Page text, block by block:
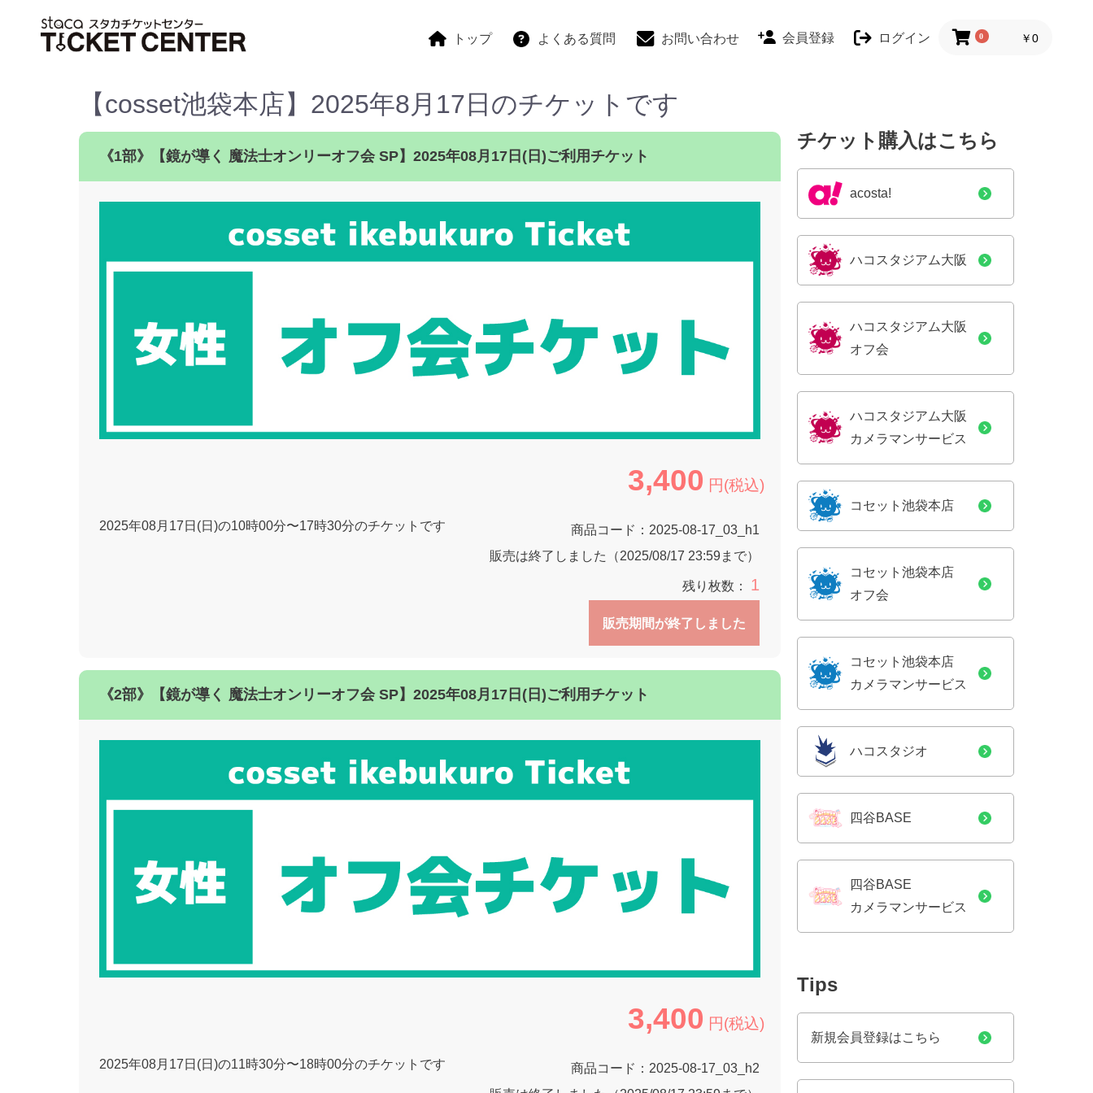
トップ よくある質問 お問い合わせ 会員登録 ログイン 0 ￥0
【cosset池袋本店】2025年8月17日のチケットです
《1部》【鏡が導く 魔法士オンリーオフ会 SP】2025年08月17日(日)ご利用チケット
3,400 円(税込)
2025年08月17日(日)の10時00分〜17時30分のチケットです 商品コード： 2025-08-17_03_h1
販売は終了しました（2025/08/17 23:59まで）
残り枚数： 1
販売期間が終了しました
《2部》【鏡が導く 魔法士オンリーオフ会 SP】2025年08月17日(日)ご利用チケット
3,400 円(税込)
2025年08月17日(日)の11時30分〜18時00分のチケットです 商品コード： 2025-08-17_03_h2
チケット購入はこちら
acosta!
ハコスタジアム大阪
ハコスタジアム大阪
オフ会
ハコスタジアム大阪
カメラマンサービス
コセット池袋本店
コセット池袋本店
オフ会
コセット池袋本店
カメラマンサービス
ハコスタジオ
四谷BASE
四谷BASE
カメラマンサービス
Tips
新規会員登録はこちら